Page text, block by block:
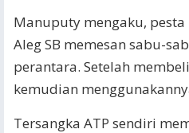
Manuputy mengaku,
Aleg SB memesan sabu-
perantara. Setelah
kemudian
Tersangka ATP sendiri